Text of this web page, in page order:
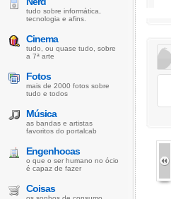
tudo sobre informática,
tecnologia e afins.
Cinema
tudo, ou quase tudo, sobre
a 7ª arte
Fotos
mais de 2000 fotos sobre
tudo e todos
Música
as bandas e artistas
favoritos do portalcab
Engenhocas
o que o ser humano no ócio
é capaz de fazer
Coisas